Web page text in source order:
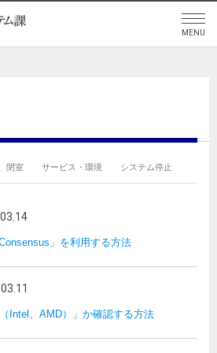
閉室 サービス・環境 システム停止
」を利用する方法
Intel、AMD）」か確認する方法